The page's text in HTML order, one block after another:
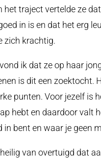
het traject vertelde ze
in is en dat het erg
zich krachtig.
ik dat ze op haar
is dit een zoektocht.
punten. Voor jezelf is
hebt en daardoor valt
in bent en waar je geen
van overtuigd dat